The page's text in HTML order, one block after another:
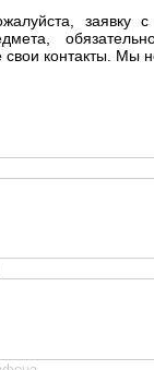
заявку
свои контакты. Мы